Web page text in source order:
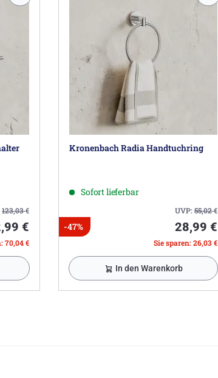
123,03€
€
70,04 €
Kronenbach Radia Handtuchring
Sofort lieferbar
UVP:55,02€
-47% 28,99 €
Sie sparen: 26,03 €
In den Warenkorb